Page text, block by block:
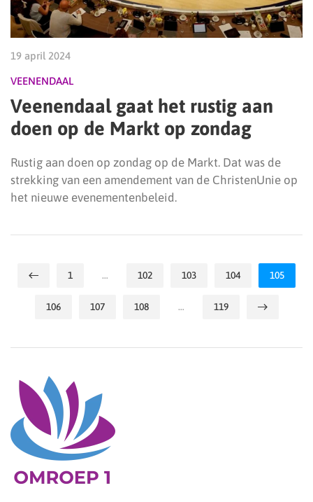
19 april 2024
VEENENDAAL
Veenendaal gaat het rustig aan
doen op de Markt op zondag
Rustig aan doen op zondag op de Markt. Dat was de
strekking van een amendement van de ChristenUnie op
het nieuwe evenementenbeleid.
1 … 102 103 104 105
106 107 108 … 119